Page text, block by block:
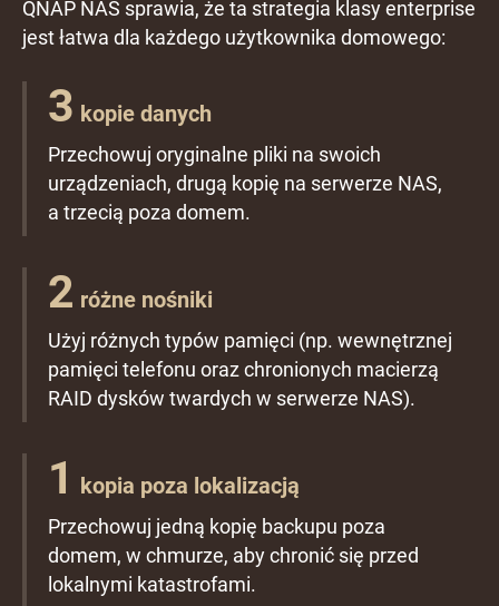
QNAP NAS sprawia, że ta strategia klasy enterprise
jest łatwa dla każdego użytkownika domowego:
3 kopie danych
Przechowuj oryginalne pliki na swoich
urządzeniach, drugą kopię na serwerze NAS,
a trzecią poza domem.
2 różne nośniki
Użyj różnych typów pamięci (np. wewnętrznej
pamięci telefonu oraz chronionych macierzą
RAID dysków twardych w serwerze NAS).
1 kopia poza lokalizacją
Przechowuj jedną kopię backupu poza
domem, w chmurze, aby chronić się przed
lokalnymi katastrofami.